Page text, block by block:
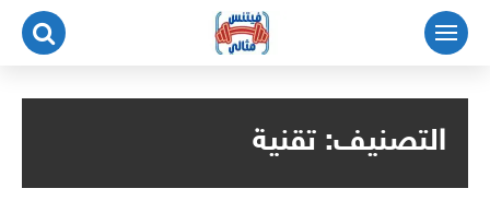
التجاوز
المحتوى
التصنيف: تقنية